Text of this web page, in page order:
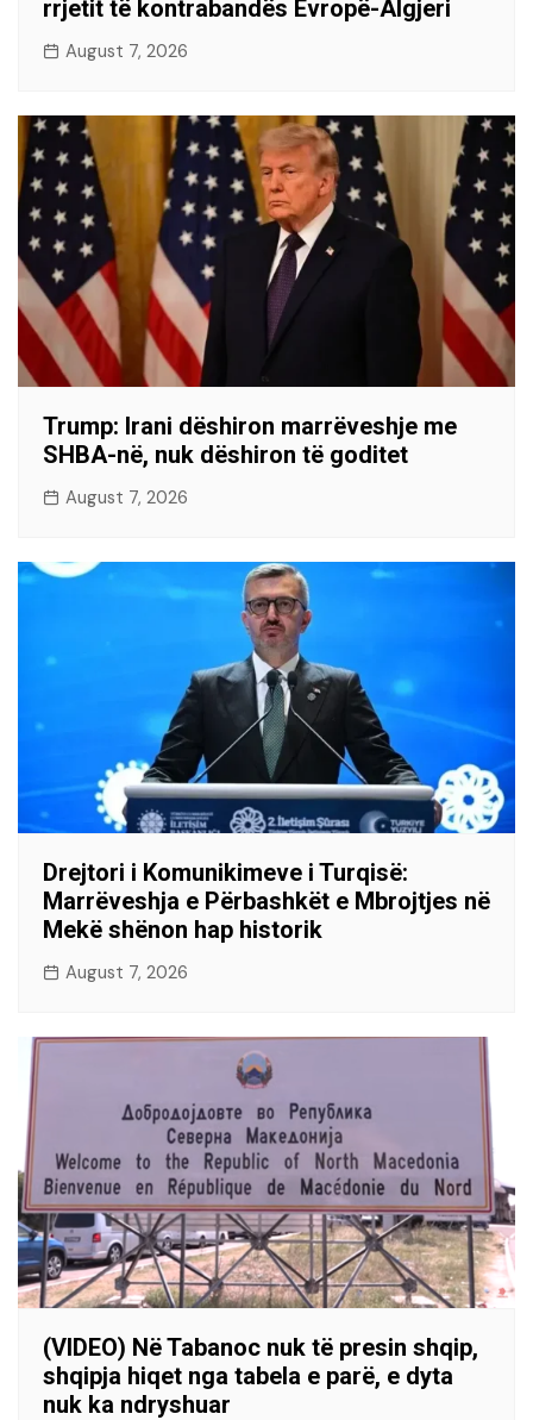
rrjetit të kontrabandës Evropë-Algjeri
August 7, 2026
Trump: Irani dëshiron marrëveshje me
SHBA-në, nuk dëshiron të goditet
August 7, 2026
Drejtori i Komunikimeve i Turqisë:
Marrëveshja e Përbashkët e Mbrojtjes në
Mekë shënon hap historik
August 7, 2026
(VIDEO) Në Tabanoc nuk të presin shqip,
shqipja hiqet nga tabela e parë, e dyta
nuk ka ndryshuar